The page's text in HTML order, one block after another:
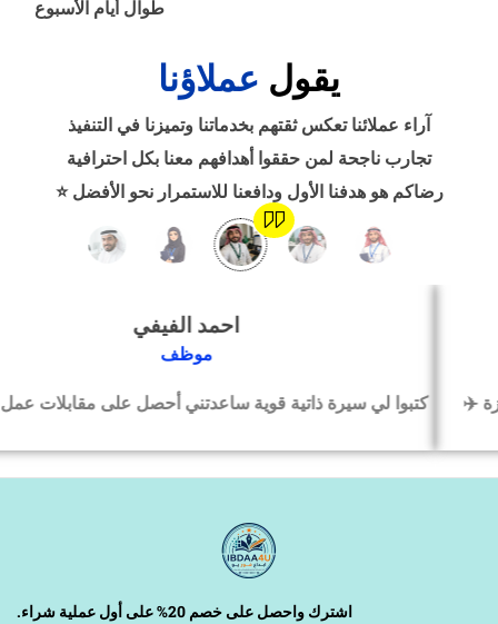
طوال أيام الأسبوع
يقول عملاؤنا
آراء عملائنا تعكس ثقتهم بخدماتنا وتميزنا في التنفيذ
تجارب ناجحة لمن حققوا أهدافهم معنا بكل احترافية
رضاكم هو هدفنا الأول ودافعنا للاستمرار نحو الأفضل ⭐
احمد الفيفي
كتبوا لي سيرة ذاتية قوية ساعدتني أحصل على مقابلات عمل بسرعة
اشترك واحصل على خصم 20% على أول عملية شراء.
الوظائف ‹
تصميم موقع/متجر/تطبيق
‹